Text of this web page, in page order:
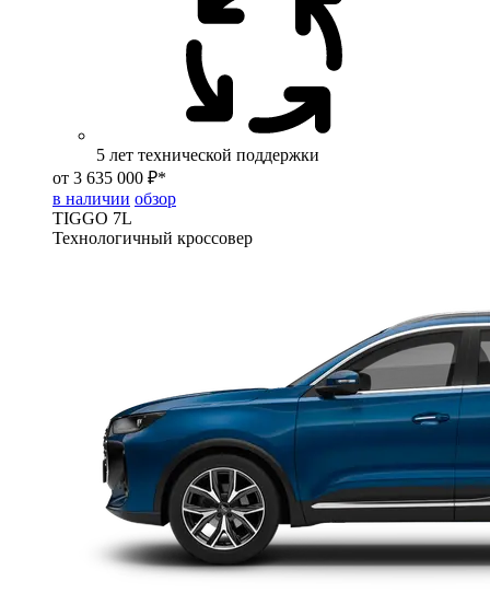
5 лет технической поддержки
от 3 635 000 ₽*
в наличии обзор
TIGGO 7L
Технологичный кроссовер